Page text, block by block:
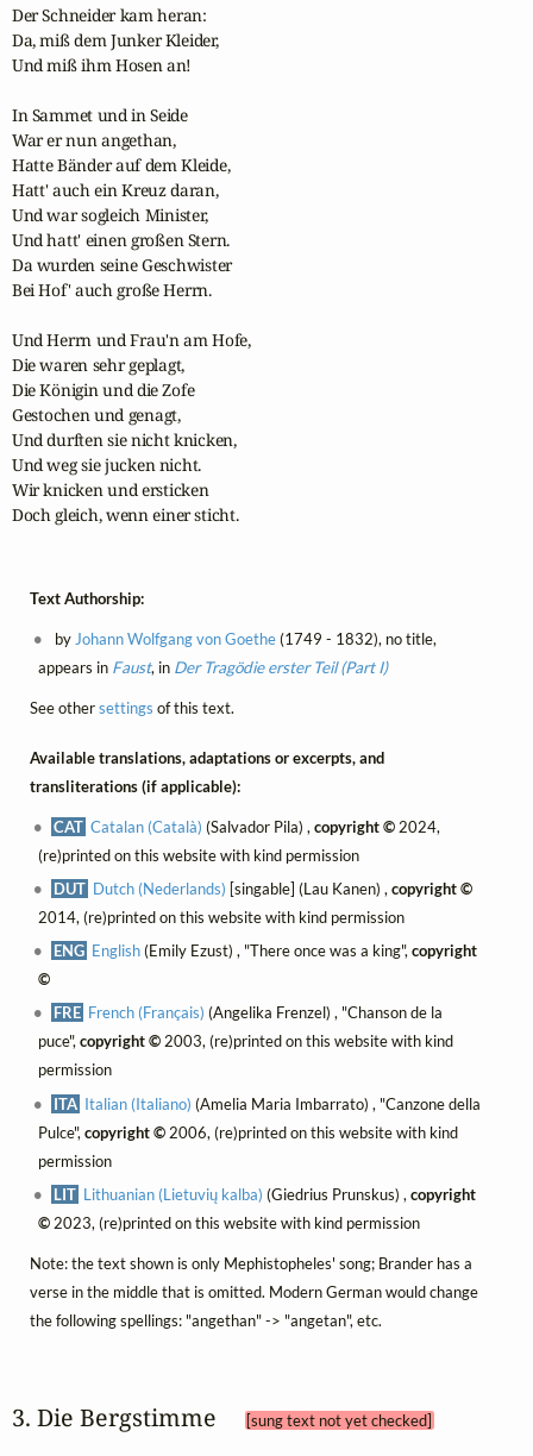
Der Schneider kam heran:
Da, miß dem Junker Kleider,
Und miß ihm Hosen an!
In Sammet und in Seide
War er nun angethan,
Hatte Bänder auf dem Kleide,
Hatt' auch ein Kreuz daran,
Und war sogleich Minister,
Und hatt' einen großen Stern.
Da wurden seine Geschwister
Bei Hof' auch große Herrn.
Und Herrn und Frau'n am Hofe,
Die waren sehr geplagt,
Die Königin und die Zofe
Gestochen und genagt,
Und durften sie nicht knicken,
Und weg sie jucken nicht.
Wir knicken und ersticken
Doch gleich, wenn einer sticht.
Text Authorship:
by Johann Wolfgang von Goethe(1749 - 1832), no title,
appears in Faust, in Der Tragödie erster Teil (Part I)
See othersettings of this text.
Available translations, adaptations or excerpts, and
transliterations (if applicable):
CAT Catalan (Català) (Salvador Pila) ,copyright ©2024,
(re)printed on this website with kind permission
DUT Dutch (Nederlands) [singable] (Lau Kanen) ,copyright ©
2014, (re)printed on this website with kind permission
ENG English(Emily Ezust) , "There once was a king",copyright
©
FRE French (Français) (Angelika Frenzel) , "Chanson de la
puce",copyright ©2003, (re)printed on this website with kind
permission
ITA Italian (Italiano) (Amelia Maria Imbarrato) , "Canzone della
Pulce", copyright ©2006, (re)printed on this website with kind
permission
LIT Lithuanian (Lietuvių kalba) (Giedrius Prunskus) ,copyright
©2023, (re)printed on this website with kind permission
Note: the text shown is only Mephistopheles' song; Brander has a
verse in the middle that is omitted. Modern German would change
the following spellings: "angethan" -> "angetan", etc.
3. Die Bergstimme [sung text not yet checked]